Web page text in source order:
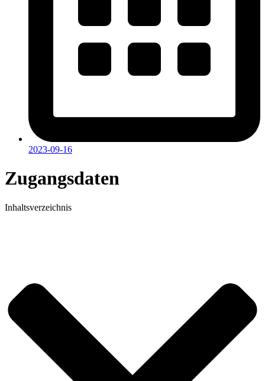
2023-09-16
Zugangsdaten
Inhaltsverzeichnis